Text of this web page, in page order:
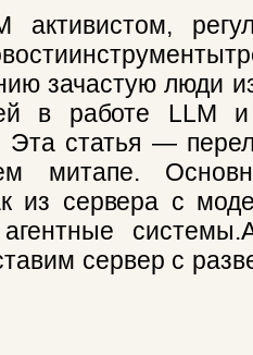
активистом,
зачастую люди
в работе LLM и
Эта статья —
митапе.
из сервера с
агентные
сервер с